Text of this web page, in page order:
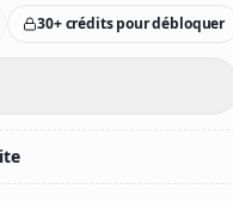
30+ crédits pour débloquer